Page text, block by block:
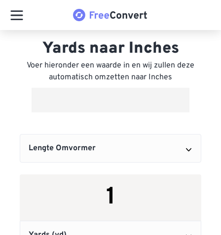
Yards naar Inches
Voer hieronder een waarde in en wij zullen deze
automatisch omzetten naar Inches